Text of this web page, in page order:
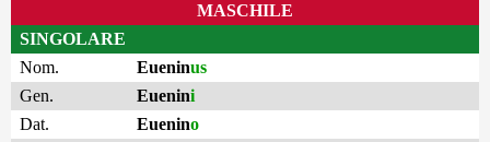
MASCHILE
SINGOLARE
Nom.
Eueninus
Gen.
Euenini
Dat.
Euenino